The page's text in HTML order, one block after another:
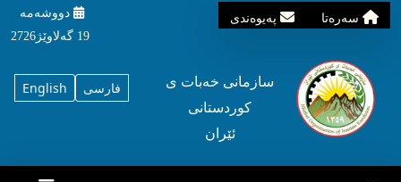
سه‌ره‌تا په‌یوه‌ندی
دووشه‌مه‌‌
19 گه‌لاوێژ2726
English فارسی
سازمانی خه‌بات ی
کوردستانی
ئێران